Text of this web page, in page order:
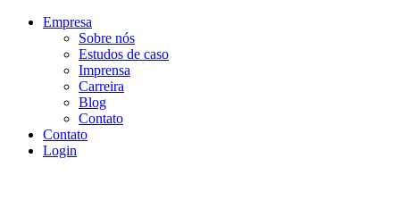
Empresa
Sobre nós
Estudos de caso
Imprensa
Carreira
Blog
Contato
Contato
Login